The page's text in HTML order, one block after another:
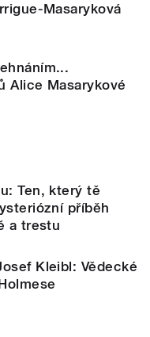
Masaryková
Alice Masarykové
Ten, který tě
příběh
a trestu
Kleibl: Vědecké